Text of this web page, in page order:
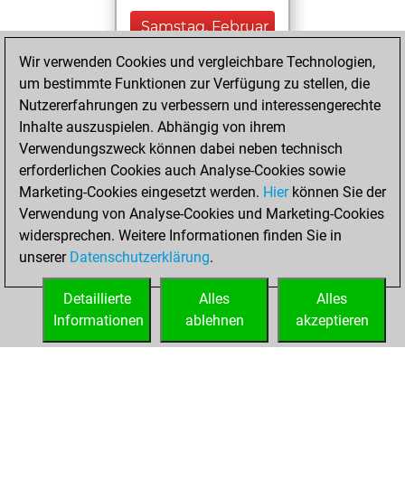
Samstag, Februar
You played 1
slow games
Play
You scored +0
=0 -1 in slow games
Freitag, Juni 7,
2024
You created
your Fritz account
Wir verwenden Cookies und vergleichbare Technologien,
um bestimmte Funktionen zur Verfügung zu stellen, die
Nutzererfahrungen zu verbessern und interessengerechte
Inhalte auszuspielen. Abhängig von ihrem
Verwendungszweck können dabei neben technisch
erforderlichen Cookies auch Analyse-Cookies sowie
Marketing-Cookies eingesetzt werden. Hierkönnen Sie der
Verwendung von Analyse-Cookies und Marketing-Cookies
widersprechen. Weitere Informationen finden Sie in
unserer Datenschutzerklärung.
Alles
akzeptieren
Alles
ablehnen
Detaillierte
Informationen